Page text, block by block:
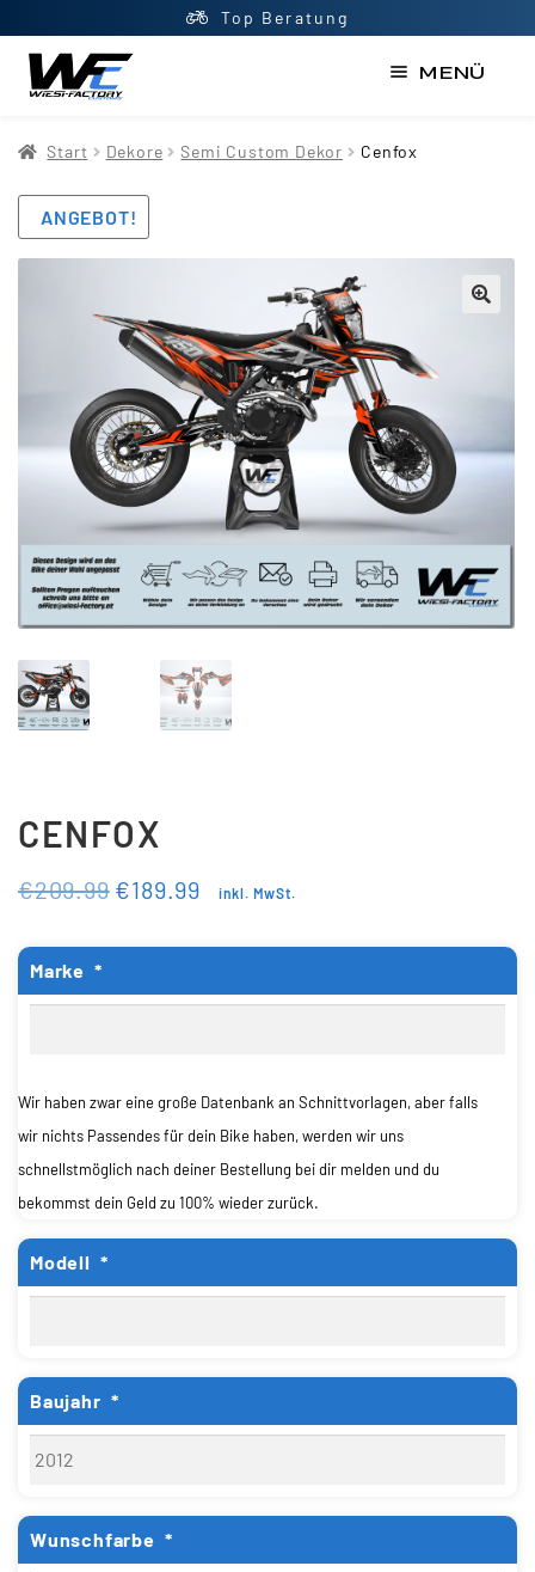
Top Beratung
MENÜ
Datenschutzerklärung
Impressum
Mein Konto
Newsletter
Updraft Central
Vertrag widerrufen
Warenkorb
Widerrufsbelehrung
Wunschliste
Start Dekore Semi Custom Dekor Cenfox
ANGEBOT!
CENFOX
€209.99 €189.99 inkl. MwSt.
Marke *
Wir haben zwar eine große Datenbank an Schnittvorlagen, aber falls
wir nichts Passendes für dein Bike haben, werden wir uns
schnellstmöglich nach deiner Bestellung bei dir melden und du
bekommst dein Geld zu 100% wieder zurück.
Modell *
Baujahr *
Wunschfarbe *